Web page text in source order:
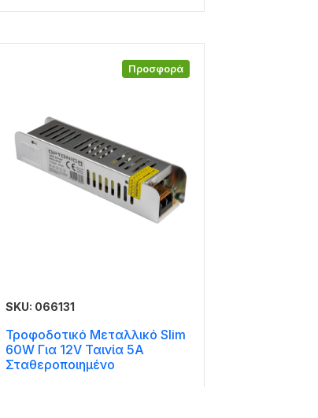
Προσφορά
SKU: 066131
Τροφοδοτικό Μεταλλικό Slim
60W Για 12V Ταινία 5A
Σταθεροποιημένο